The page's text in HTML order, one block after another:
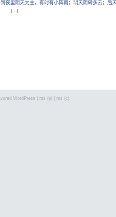
夜里阴天为主，有时有小阵雨；明天阴转多云；后
[…]
WordPress rss (e) rss (c)